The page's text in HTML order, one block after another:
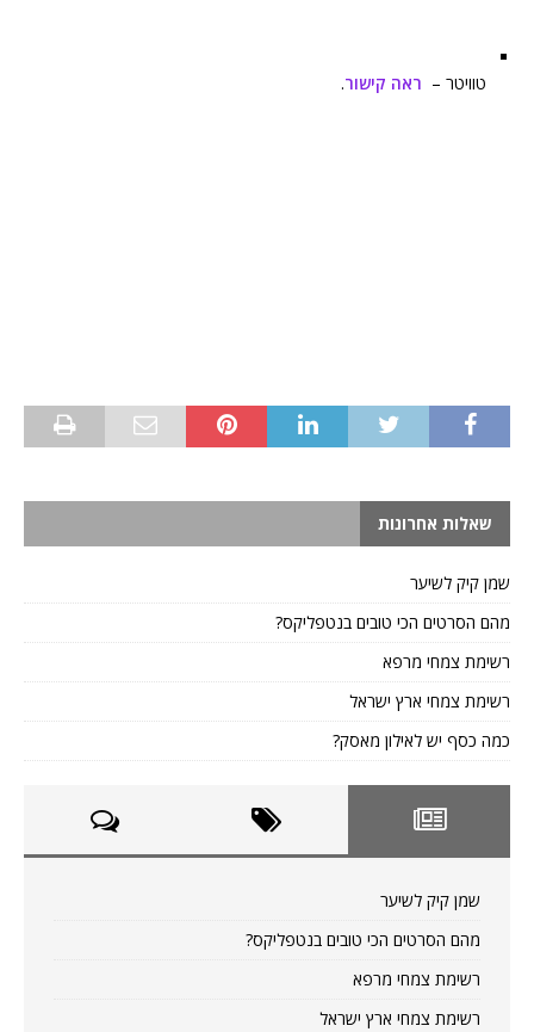
טוויטר – ראה קישור.
שאלות אחרונות
שמן קיק לשיער
מהם הסרטים הכי טובים בנטפליקס?
רשימת צמחי מרפא
רשימת צמחי ארץ ישראל
כמה כסף יש לאילון מאסק?
שמן קיק לשיער
מהם הסרטים הכי טובים בנטפליקס?
רשימת צמחי מרפא
רשימת צמחי ארץ ישראל